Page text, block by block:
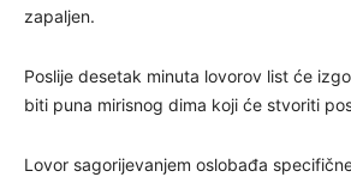
zapaljen.
Poslije desetak minuta lovorov list će
biti puna mirisnog dima koji će stvoriti
Lovor sagorijevanjem oslobađa